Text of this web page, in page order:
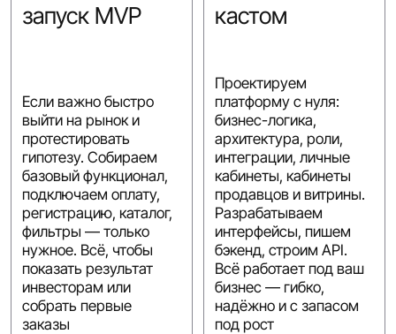
запуск MVP
Если важно быстро
выйти на рынок и
протестировать
гипотезу. Собираем
базовый функционал,
подключаем оплату,
регистрацию, каталог,
фильтры — только
нужное. Всё, чтобы
показать результат
инвесторам или
собрать первые
заказы
кастом
Проектируем
платформу с нуля:
бизнес-логика,
архитектура, роли,
интеграции, личные
кабинеты, кабинеты
продавцов и витрины.
Разрабатываем
интерфейсы, пишем
бэкенд, строим API.
Всё работает под ваш
бизнес — гибко,
надёжно и с запасом
под рост